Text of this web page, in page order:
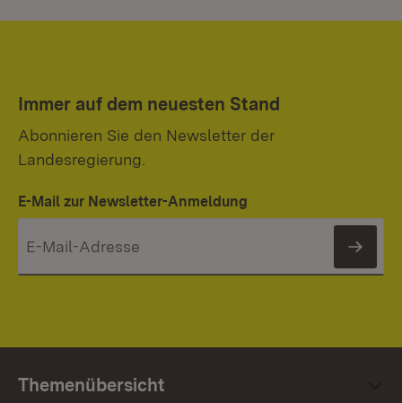
Immer auf dem neuesten Stand
Abonnieren Sie den Newsletter der
Landesregierung.
E-Mail zur Newsletter-Anmeldung
Themenübersicht